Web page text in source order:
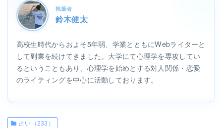
執筆者
鈴木健太
高校生時代からおよそ5年弱、学業とともにWebライターと
して副業を続けてきました。大学にて心理学を専攻してい
るということもあり、心理学を始めとする対人関係・恋愛
のライティングを中心に活動しております。
占い（233）